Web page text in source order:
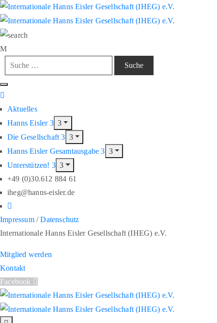
Aktuelles
Hanns Eisler
Die Gesellschaft
Hanns Eisler Gesamtausgabe
Unterstützen!
+49 (0)30.612 884 61
iheg@hanns-eisler.de
Impressum/Datenschutz
Internationale Hanns Eisler Gesellschaft (IHEG) e.V.
Mitglied werden
Kontakt
Facebook